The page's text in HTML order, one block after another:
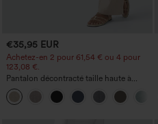
€35,95 EUR
Achetez-en 2 pour 61,54 € ou 4 pour
123,08 €.
Pantalon décontracté taille haute à
jambe droite, effet lin, avec poches